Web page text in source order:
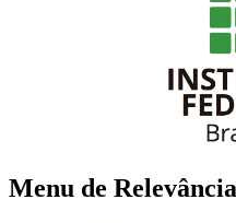
Menu de Relevância